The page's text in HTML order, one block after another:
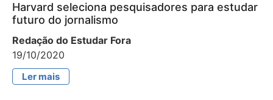
Harvard seleciona pesquisadores para estudar
futuro do jornalismo
Redação do Estudar Fora
19/10/2020
Ler mais